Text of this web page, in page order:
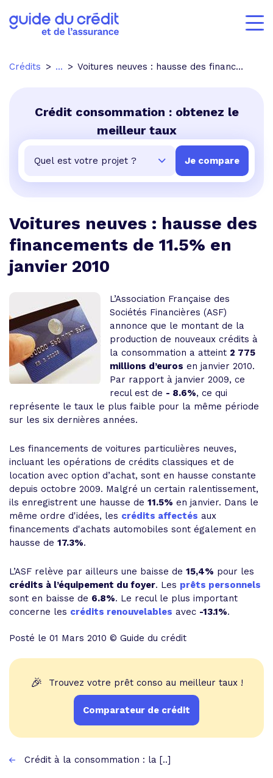
Crédits ... Voitures neuves : hausse des financements de 11.5% en janvier 2010
Crédit consommation : obtenez le
meilleur taux
Voitures neuves : hausse des
financements de 11.5% en
janvier 2010
L’Association Française des
Sociétés Financières (ASF)
annonce que le montant de la
production de nouveaux crédits à
la consommation a atteint 2 775
millions d’euros en janvier 2010.
Par rapport à janvier 2009, ce
recul est de - 8.6%, ce qui
représente le taux le plus faible pour la même période
sur les six dernières années.
Les financements de voitures particulières neuves,
incluant les opérations de crédits classiques et de
location avec option d’achat, sont en hausse constante
depuis octobre 2009. Malgré un certain ralentissement,
ils enregistrent une hausse de 11.5% en janvier. Dans le
même ordre d'idées, les crédits affectés aux
financements d'achats automobiles sont également en
hausse de 17.3%.
L’ASF relève par ailleurs une baisse de 15,4% pour les
crédits à l’équipement du foyer. Les prêts personnels
sont en baisse de 6.8%. Le recul le plus important
concerne les crédits renouvelables avec -13.1%.
Posté le 01 Mars 2010 © Guide du crédit
🎉 Trouvez votre prêt conso au meilleur taux !
Comparateur de crédit
Crédit à la consommation : la [..]